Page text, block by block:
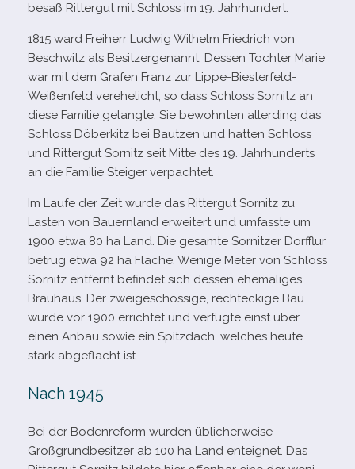
besaß Rittergut mit Schloss im 19. Jahrhundert.
1815 ward Freiherr Ludwig Wilhelm Friedrich von
Beschwitz als Besitzergenannt. Dessen Tochter Marie
war mit dem Grafen Franz zur Lippe-​Biesterfeld-​
Weißenfeld ver­ehe­licht, so dass Schloss Sornitz an
diese Familie gelangte. Sie bewohn­ten aller­ding das
Schloss Döberkitz bei Bautzen und hat­ten Schloss
und Rittergut Sornitz seit Mitte des 19. Jahrhunderts
an die Familie Steiger verpachtet.
Im Laufe der Zeit wurde das Rittergut Sornitz zu
Lasten von Bauernland erwei­tert und umfasste um
1900 etwa 80 ha Land. Die gesamte Sornitzer Dorfflur
betrug etwa 92 ha Fläche. Wenige Meter von Schloss
Sornitz ent­fernt befin­det sich des­sen ehe­ma­li­ges
Brauhaus. Der zwei­ge­schos­sige, recht­eckige Bau
wurde vor 1900 errich­tet und ver­fügte einst über
einen Anbau sowie ein Spitzdach, wel­ches heute
stark abge­flacht ist.
Nach 1945
Bei der Bodenreform wur­den übli­cher­weise
Großgrundbesitzer ab 100 ha Land ent­eig­net. Das